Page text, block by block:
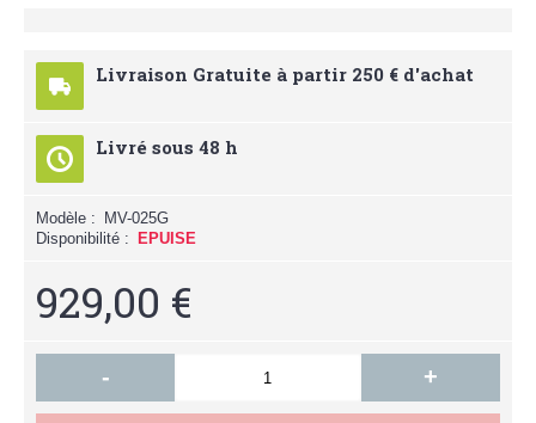
Livraison Gratuite à partir 250 € d'achat
Livré sous 48 h
Modèle :
MV-025G
Disponibilité :
EPUISE
929,00 €
- +